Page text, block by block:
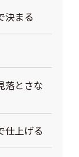
決まる
落とさな
仕上げる